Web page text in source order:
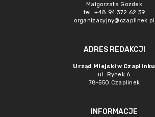
Małgorzata Gozdek
tel. +48 94 372 62 39
organizacyjny@czaplinek.pl
ADRES REDAKCJI
Urząd Miejski w Czaplinku
ul. Rynek 6
78-550 Czaplinek
INFORMACJE